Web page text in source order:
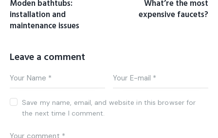
Moden bathtubs:
installation and
maintenance issues
What’re the most
expensive faucets?
Leave a comment
Save my name, email, and website in this browser for
the next time I comment.